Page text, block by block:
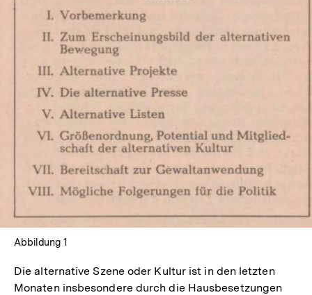
In
Lightbox
öffnen
Abbildung 1
Die alternative Szene oder Kultur ist in den letzten
Monaten insbesondere durch die Hausbesetzungen